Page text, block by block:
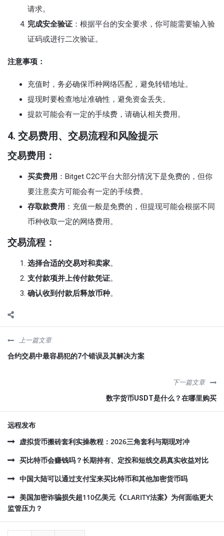
请求。
完成安全验证 ：根据平台的安全要求，你可能需要输入验
证码或进行二次验证。
注意事项：
充值时，务必确保币种网络匹配，避免转错地址。
提现时要检查地址准确性，避免资金丢失。
提款可能会有一定的手续费，请确认相关费用。
4. 交易费用、交易流程和风险提示
交易费用：
买卖费用 ：Bitget C2C平台大部分情况下是免费的，但你
要注意卖方可能会有一定的手续费。
存取款费用 ：充值一般是免费的，但提现可能会根据不同
币种收取一定的网络费用。
交易流程：
选择合适的交易对和卖家。
支付款项并上传付款凭证。
确认收到付款后释放币种。
上一篇文章
合约交易中最容易犯的7个错误及其解决方案
下一篇文章
数字货币USDT是什么？在哪里购买
远程发布
虚拟货币搬砖套利实操教程：2026三角套利与期现对冲
买比特币会赚钱吗？长期持有、定投和短线交易真实收益对比
中国大陆可以通过支付宝来买比特币和其他加密货币吗
美国加密诈骗损失超110亿美元《CLARITY法案》为何面临更大
监管压力？
侧